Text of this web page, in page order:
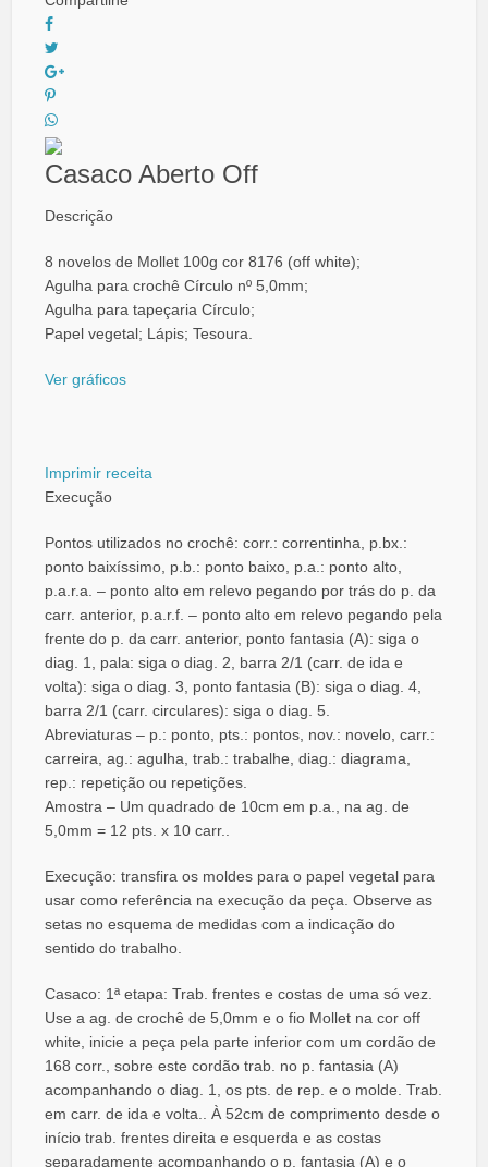
Casaco Aberto Off
Descrição
8 novelos de Mollet 100g cor 8176 (off white);
Agulha para crochê Círculo nº 5,0mm;
Agulha para tapeçaria Círculo;
Papel vegetal; Lápis; Tesoura.
Ver gráficos
Imprimir receita
Execução
Pontos utilizados no crochê: corr.: correntinha, p.bx.:
ponto baixíssimo, p.b.: ponto baixo, p.a.: ponto alto,
p.a.r.a. – ponto alto em relevo pegando por trás do p. da
carr. anterior, p.a.r.f. – ponto alto em relevo pegando pela
frente do p. da carr. anterior, ponto fantasia (A): siga o
diag. 1, pala: siga o diag. 2, barra 2/1 (carr. de ida e
volta): siga o diag. 3, ponto fantasia (B): siga o diag. 4,
barra 2/1 (carr. circulares): siga o diag. 5.
Abreviaturas – p.: ponto, pts.: pontos, nov.: novelo, carr.:
carreira, ag.: agulha, trab.: trabalhe, diag.: diagrama,
rep.: repetição ou repetições.
Amostra – Um quadrado de 10cm em p.a., na ag. de
5,0mm = 12 pts. x 10 carr..
Execução: transfira os moldes para o papel vegetal para
usar como referência na execução da peça. Observe as
setas no esquema de medidas com a indicação do
sentido do trabalho.
Casaco: 1ª etapa: Trab. frentes e costas de uma só vez.
Use a ag. de crochê de 5,0mm e o fio Mollet na cor off
white, inicie a peça pela parte inferior com um cordão de
168 corr., sobre este cordão trab. no p. fantasia (A)
acompanhando o diag. 1, os pts. de rep. e o molde. Trab.
em carr. de ida e volta.. À 52cm de comprimento desde o
início trab. frentes direita e esquerda e as costas
separadamente acompanhando o p. fantasia (A) e o